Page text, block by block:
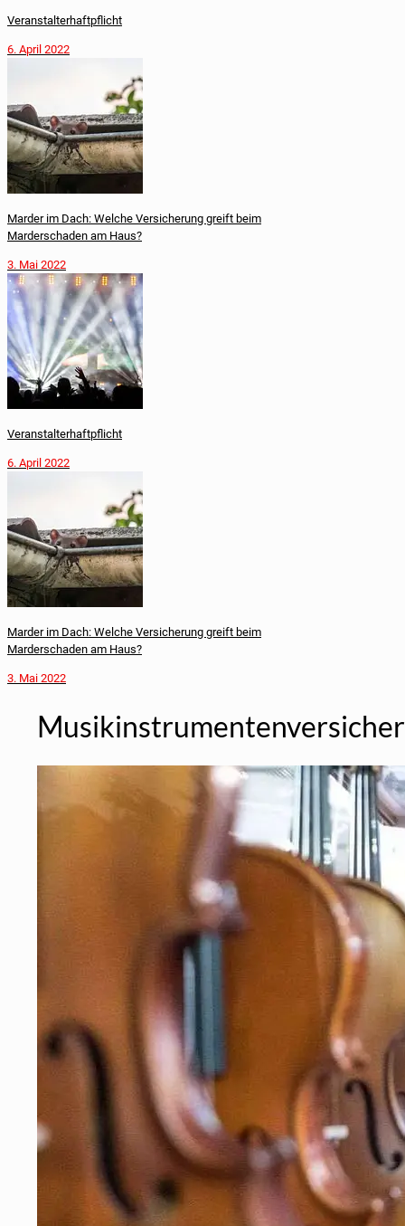
Veranstalterhaftpflicht
6. April 2022
Marder im Dach: Welche Versicherung greift beim
Marderschaden am Haus?
3. Mai 2022
Veranstalterhaftpflicht
6. April 2022
Marder im Dach: Welche Versicherung greift beim
Marderschaden am Haus?
3. Mai 2022